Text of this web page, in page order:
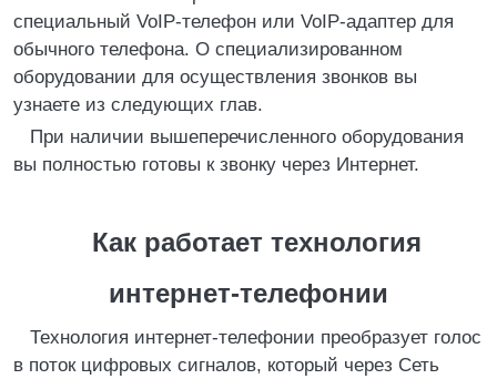
специальный VoIP-телефон или VoIP-адаптер для
обычного телефона. О специализированном
оборудовании для осуществления звонков вы
узнаете из следующих глав.
При наличии вышеперечисленного оборудования
вы полностью готовы к звонку через Интернет.
Как работает технология
интернет-телефонии
Технология интернет-телефонии преобразует голос
в поток цифровых сигналов, который через Сеть